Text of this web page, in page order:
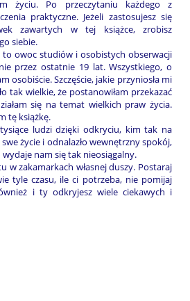
życiu. Po przeczytaniu każdego z
praktyczne. Jeżeli zastosujesz się
zawartych w tej książce, zrobisz
siebie.
owoc studiów i osobistych obserwacji
przez ostatnie 19 lat. Wszystkiego, o
osobiście. Szczęście, jakie przyniosła mi
tak wielkie, że postanowiłam przekazać
się na temat wielkich praw życia.
tę książkę.
ludzi dzięki odkryciu, kim tak na
swe życie i odnalazło wewnętrzny spokój,
nam się tak nieosiągalny.
zakamarkach własnej duszy. Postaraj
tyle czasu, ile ci potrzeba, nie pomijaj
i ty odkryjesz wiele ciekawych i